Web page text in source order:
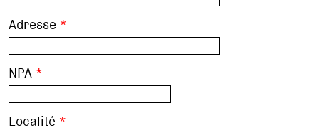
Adresse *
NPA *
Localité *